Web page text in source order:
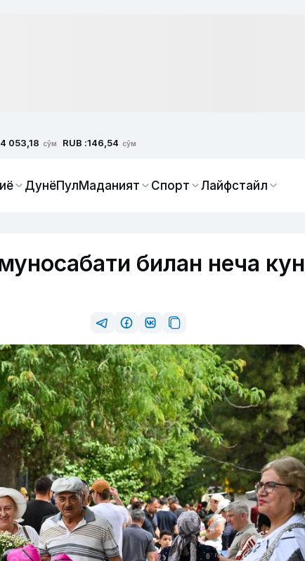
053,18 сўм RUB :146,54 сўм
ДунёПулМаданият Спорт Лайфстайл
билан неча кун